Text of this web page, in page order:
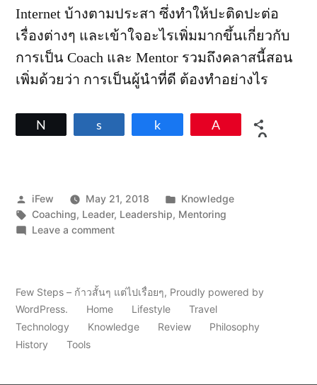
Internet บ้างตามประสา ซึ่งทำให้ปะติดปะต่อ
เรื่องต่างๆ และเข้าใจอะไรเพิ่มมากขึ้นเกี่ยวกับ
การเป็น Coach และ Mentor รวมถึงคลาสนี้สอน
เพิ่มด้วยว่า การเป็นผู้นำที่ดี ต้องทำอย่างไร
0
Posted
by
iFew May 21, 2018
Posted
in
Knowledge
Tags:
Coaching, Leader, Leadership, Mentoring
Leave a commenton
ด้วย
ทักษะ
การ
Few Steps – ก้าวสั้นๆ แต่ไปเรื่อยๆ, Proudly powered by
WordPress.
Home Lifestyle
Travel
Technology
Knowledge Review
Philosophy
History
Tools